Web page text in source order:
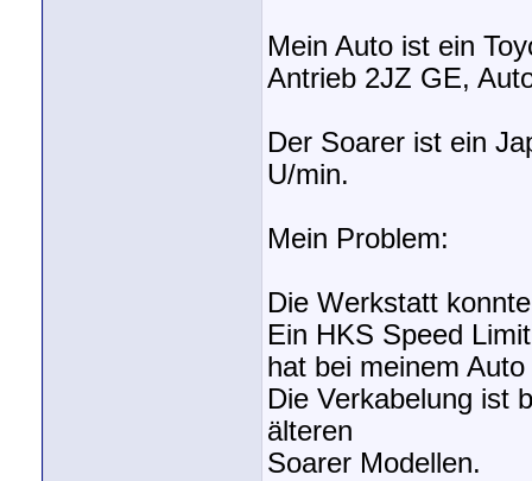
Mein Auto ist ein
Antrieb 2JZ GE,
Der Soarer ist ein
U/min.
Mein Problem:
Die Werkstatt
Ein HKS Speed
hat bei meinem
Die Verkabelung ist
älteren
Soarer Modellen.